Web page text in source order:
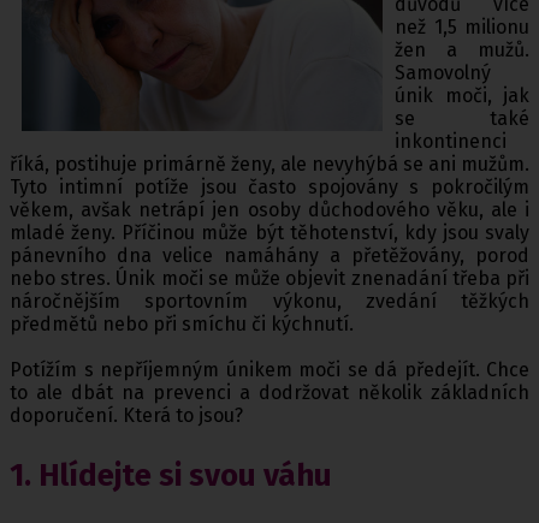
než 1,5 milionu
žen a mužů.
Samovolný
únik moči, jak
se také
inkontinenci
říká, postihuje primárně ženy, ale nevyhýbá se ani mužům.
Tyto intimní potíže jsou často spojovány s pokročilým
věkem, avšak netrápí jen osoby důchodového věku, ale i
mladé ženy. Příčinou může být těhotenství, kdy jsou svaly
pánevního dna velice namáhány a přetěžovány, porod
nebo stres. Únik moči se může objevit znenadání třeba při
náročnějším sportovním výkonu, zvedání těžkých
předmětů nebo při smíchu či kýchnutí.
Potížím s nepříjemným únikem moči se dá předejít. Chce
to ale dbát na prevenci a dodržovat několik základních
doporučení. Která to jsou?
1. Hlídejte si svou váhu